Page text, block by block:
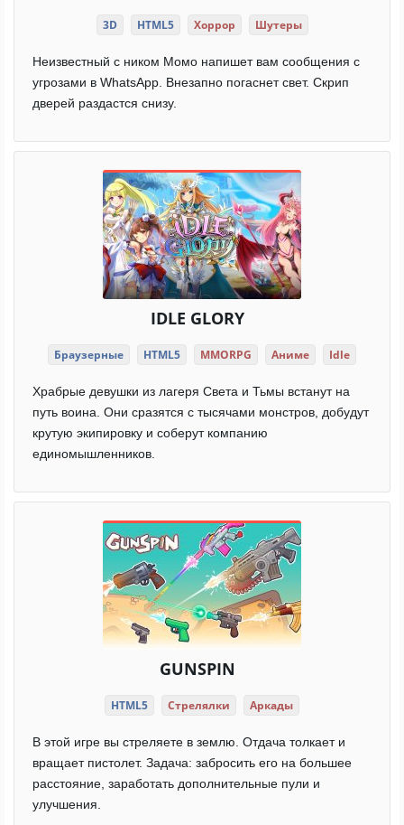
3D HTML5 Хоррор Шутеры
Неизвестный с ником Момо напишет вам сообщения с
угрозами в WhatsApp. Внезапно погаснет свет. Скрип
дверей раздастся снизу.
IDLE GLORY
Браузерные HTML5 MMORPG Аниме Idle
Храбрые девушки из лагеря Света и Тьмы встанут на
путь воина. Они сразятся с тысячами монстров, добудут
крутую экипировку и соберут компанию
единомышленников.
GUNSPIN
HTML5 Стрелялки Аркады
В этой игре вы стреляете в землю. Отдача толкает и
вращает пистолет. Задача: забросить его на большее
расстояние, заработать дополнительные пули и
улучшения.